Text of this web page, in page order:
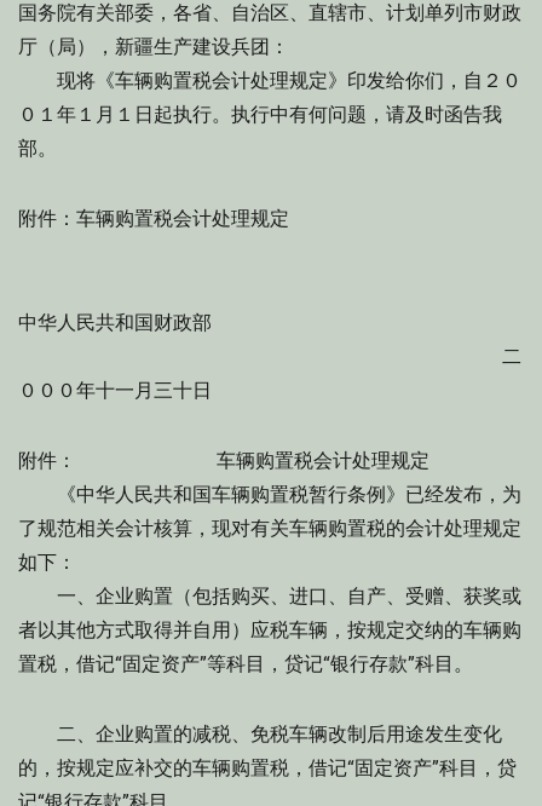
国务院有关部委，各省、自治区、直辖市、计划单列市财政
厅（局），新疆生产建设兵团：
现将《车辆购置税会计处理规定》印发给你们，自２０
０１年１月１日起执行。执行中有何问题，请及时函告我
部。
附件：车辆购置税会计处理规定
中华人民共和国财政部
二
０００年十一月三十日
附件： 车辆购置税会计处理规定
《中华人民共和国车辆购置税暂行条例》已经发布，为
了规范相关会计核算，现对有关车辆购置税的会计处理规定
如下：
一、企业购置（包括购买、进口、自产、受赠、获奖或
者以其他方式取得并自用）应税车辆，按规定交纳的车辆购
置税，借记“固定资产”等科目，贷记“银行存款”科目。
二、企业购置的减税、免税车辆改制后用途发生变化
的，按规定应补交的车辆购置税，借记“固定资产”科目，贷